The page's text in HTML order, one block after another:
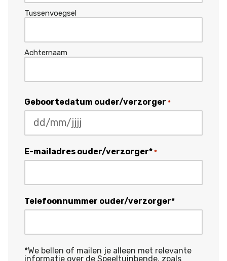
Tussenvoegsel
Achternaam
Geboortedatum ouder/verzorger *
DD
slash
slash
JJJJ
E-mailadres ouder/verzorger* *
Telefoonnummer ouder/verzorger*
*We bellen of mailen je alleen met relevante
informatie over de Speeltuinbende, zoals